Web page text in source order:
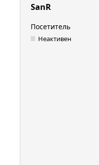
SanR
Посетитель
Неактивен